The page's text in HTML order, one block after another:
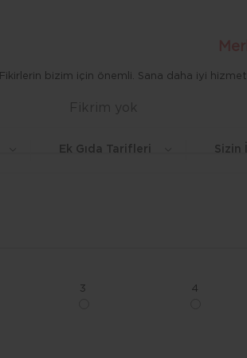
Ek Gıda Tarifleri Sizin
Fikirlerin bizim için önemli. Sana daha iyi
Fikrim yok
3 4